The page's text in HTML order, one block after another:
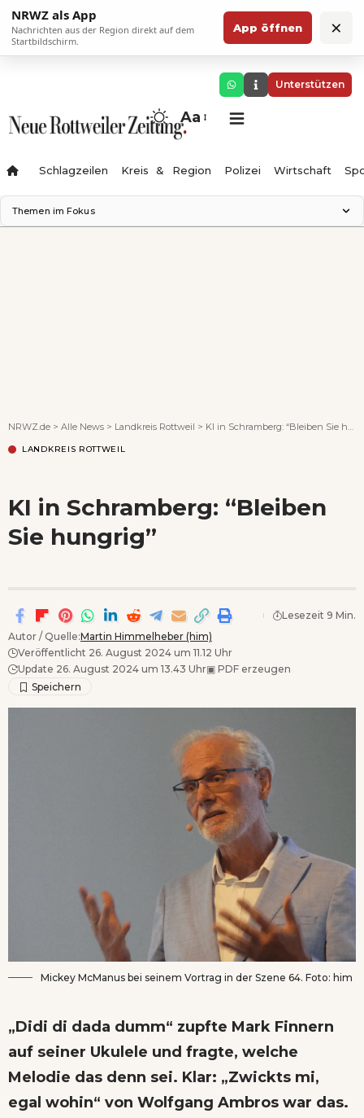
NRWZ als App
Nachrichten aus der Region direkt auf dem
Startbildschirm.
App öffnen ×
Unterstützen
Aa
Schlagzeilen Kreis & Region Polizei Wirtschaft
Themen im Fokus
NRWZ.de > Alle News > Landkreis Rottweil > KI in Schramberg: “Bleiben Sie hungrig”
LANDKREIS ROTTWEIL
KI in Schramberg: “Bleiben
Sie hungrig”
Autor / Quelle:Martin Himmelheber (him)
Veröffentlicht 26. August 2024 um 11.12 Uhr
Update 26. August 2024 um 13.43 Uhr▣ PDF erzeugen
Lesezeit 9 Min.
Mickey McManus bei seinem Vortrag in der Szene 64. Foto: him
„Didi di dada dumm“ zupfte Mark Finnern
auf seiner Ukulele und fragte, welche
Melodie das denn sei. Klar: „Zwickts mi,
egal wohin“ von Wolfgang Ambros war das.